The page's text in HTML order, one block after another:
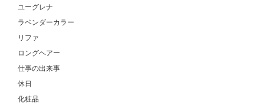
ユーグレナ
ラベンダーカラー
リファ
ロングヘアー
仕事の出来事
休日
化粧品